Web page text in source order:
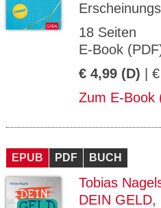
18 Seiten
E-Book
€ 4,99 (D) |
Zum E-Book
EPUB PDF BUCH
Tobias
DEIN GELD,